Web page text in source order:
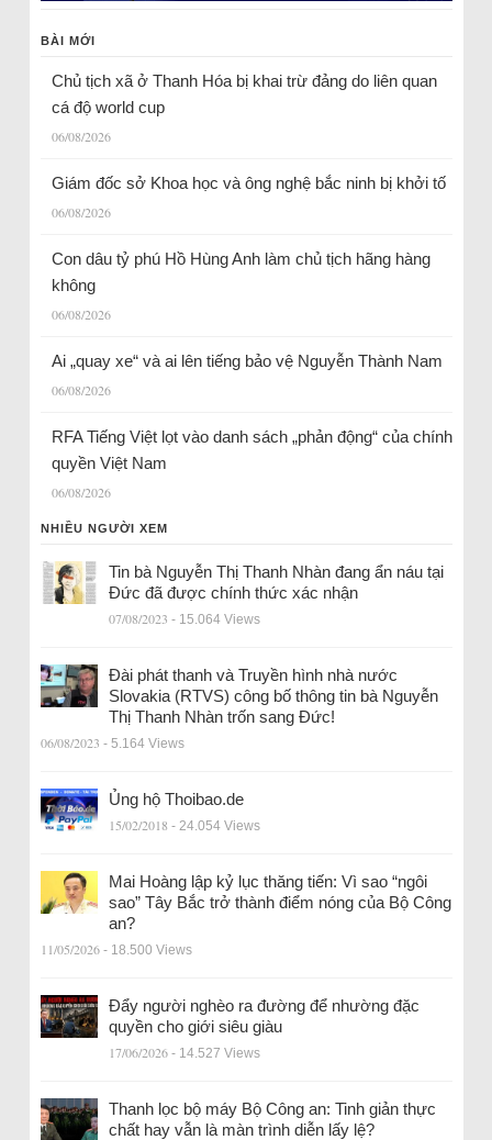
BÀI MỚI
Chủ tịch xã ở Thanh Hóa bị khai trừ đảng do liên quan
cá độ world cup
06/08/2026
Giám đốc sở Khoa học và ông nghệ bắc ninh bị khởi tố
06/08/2026
Con dâu tỷ phú Hồ Hùng Anh làm chủ tịch hãng hàng
không
06/08/2026
Ai „quay xe“ và ai lên tiếng bảo vệ Nguyễn Thành Nam
06/08/2026
RFA Tiếng Việt lọt vào danh sách „phản động“ của chính
quyền Việt Nam
06/08/2026
NHIỀU NGƯỜI XEM
Tin bà Nguyễn Thị Thanh Nhàn đang ẩn náu tại
Đức đã được chính thức xác nhận
07/08/2023 - 15.064 Views
Đài phát thanh và Truyền hình nhà nước
Slovakia (RTVS) công bố thông tin bà Nguyễn
Thị Thanh Nhàn trốn sang Đức!
06/08/2023 - 5.164 Views
Ủng hộ Thoibao.de
15/02/2018 - 24.054 Views
Mai Hoàng lập kỷ lục thăng tiến: Vì sao “ngôi
sao” Tây Bắc trở thành điểm nóng của Bộ Công
an?
11/05/2026 - 18.500 Views
Đẩy người nghèo ra đường để nhường đặc
quyền cho giới siêu giàu
17/06/2026 - 14.527 Views
Thanh lọc bộ máy Bộ Công an: Tinh giản thực
chất hay vẫn là màn trình diễn lấy lệ?